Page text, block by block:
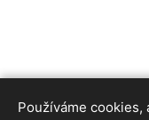
Používáme